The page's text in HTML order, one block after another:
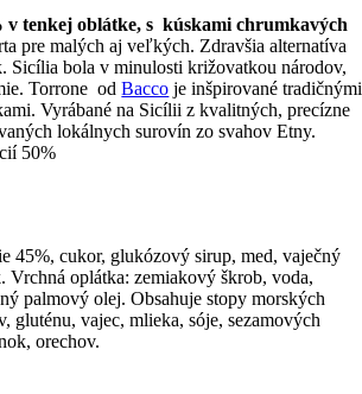
v tenkej oblátke, s kúskami chrumkavých
pre malých aj veľkých. Zdravšia alternatíva
Sicília bola v minulosti križovatkou národov,
Torrone odBacco je inšpirované tradičnými
Vyrábané na Sicílii z kvalitných, precízne
lokálnych surovín zo svahov Etny.
50%
45%, cukor, glukózový sirup, med, vaječný
Vrchná oplátka: zemiakový škrob, voda,
palmový olej. Obsahuje stopy morských
gluténu, vajec, mlieka, sóje, sezamových
orechov.